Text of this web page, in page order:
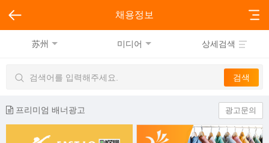
채용정보
苏州 미디어 상세검색
프리미엄 배너광고 광고문의